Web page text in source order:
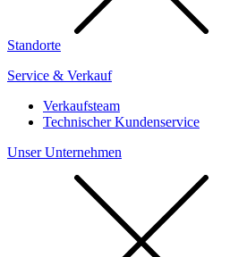
Standorte
Service & Verkauf
Verkaufsteam
Technischer Kundenservice
Unser Unternehmen